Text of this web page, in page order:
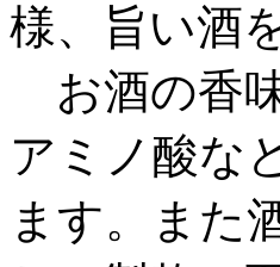
様、旨い酒
お酒の香
アミノ酸な
ます。また